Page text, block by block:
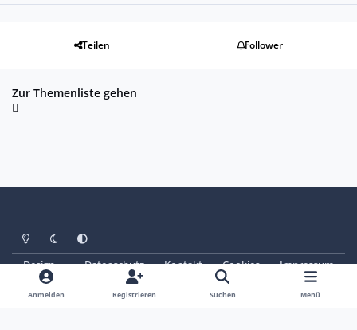
Teilen Follower
Zur Themenliste gehen
Heller ModusDunkler Modus
Systemeinstellung
Design Datenschutz Kontakt Cookies
Impressum
© Copyright 2025 - SAABoteure e. V.
Powered by Invision Community
Anmelden Registrieren Suchen Menü